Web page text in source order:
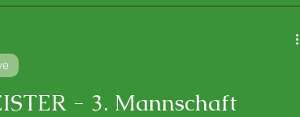
genossen
- 3. Mannschaft